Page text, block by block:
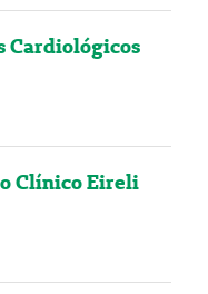
Cardiológicos
Clínico Eireli